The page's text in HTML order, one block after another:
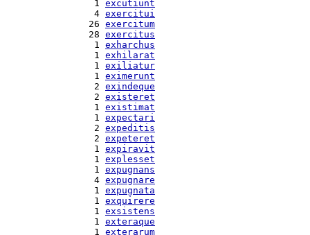
  1
excutiunt
  4
exercitui
26 exercitum
28 exercitus
  1
exharchus
  1
exhilarat
  1
exiliatur
  1
eximerunt
  2
exindeque
  2
existeret
  1
existimat
  1
expectari
  2
expeditis
  2
expeteret
  1
expiravit
  1
explesset
  1
expugnans
  4
expugnare
  1
expugnata
  1
exquirere
  1
exsistens
  1
exteraque
  1
exterarum